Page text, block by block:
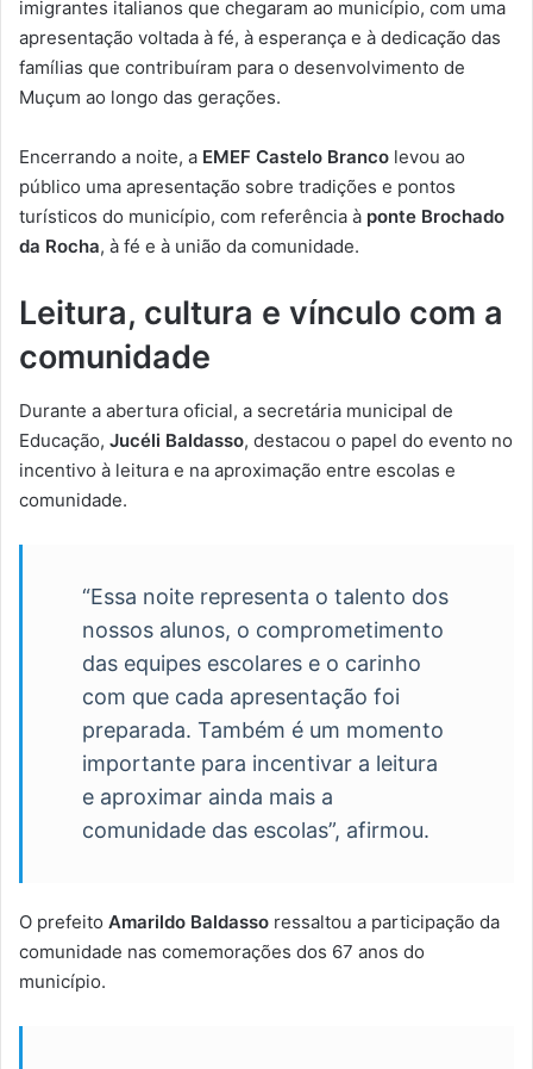
imigrantes italianos que chegaram ao município, com uma
apresentação voltada à fé, à esperança e à dedicação das
famílias que contribuíram para o desenvolvimento de
Muçum ao longo das gerações.
Encerrando a noite, a EMEF Castelo Branco levou ao
público uma apresentação sobre tradições e pontos
turísticos do município, com referência à ponte Brochado
da Rocha, à fé e à união da comunidade.
Leitura, cultura e vínculo com a
comunidade
Durante a abertura oficial, a secretária municipal de
Educação, Jucéli Baldasso, destacou o papel do evento no
incentivo à leitura e na aproximação entre escolas e
comunidade.
“Essa noite representa o talento dos
nossos alunos, o comprometimento
das equipes escolares e o carinho
com que cada apresentação foi
preparada. Também é um momento
importante para incentivar a leitura
e aproximar ainda mais a
comunidade das escolas”, afirmou.
O prefeito Amarildo Baldasso ressaltou a participação da
comunidade nas comemorações dos 67 anos do
município.